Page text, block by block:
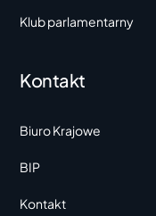
Klub parlamentarny
Kontakt
Biuro Krajowe
BIP
Kontakt